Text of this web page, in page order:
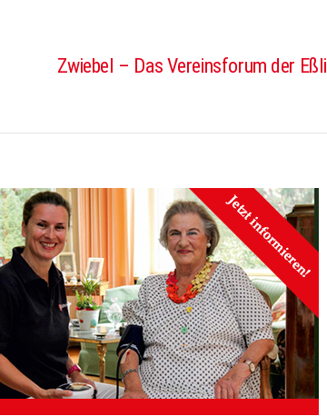
Zwiebel – Das Vereinsforum der